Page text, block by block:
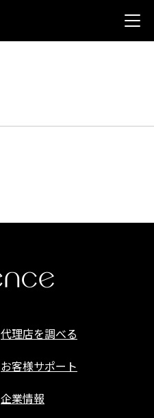
代理店を調べる
お客様サポート
企業情報